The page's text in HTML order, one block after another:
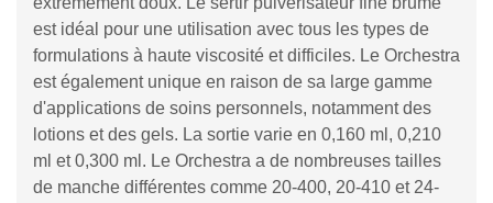
est idéal pour une utilisation avec tous les types de
formulations à haute viscosité et difficiles. Le Orchestra
est également unique en raison de sa large gamme
d'applications de soins personnels, notamment des
lotions et des gels. La sortie varie en 0,160 ml, 0,210
ml et 0,300 ml. Le Orchestra a de nombreuses tailles
de manche différentes comme 20-400, 20-410 et 24-